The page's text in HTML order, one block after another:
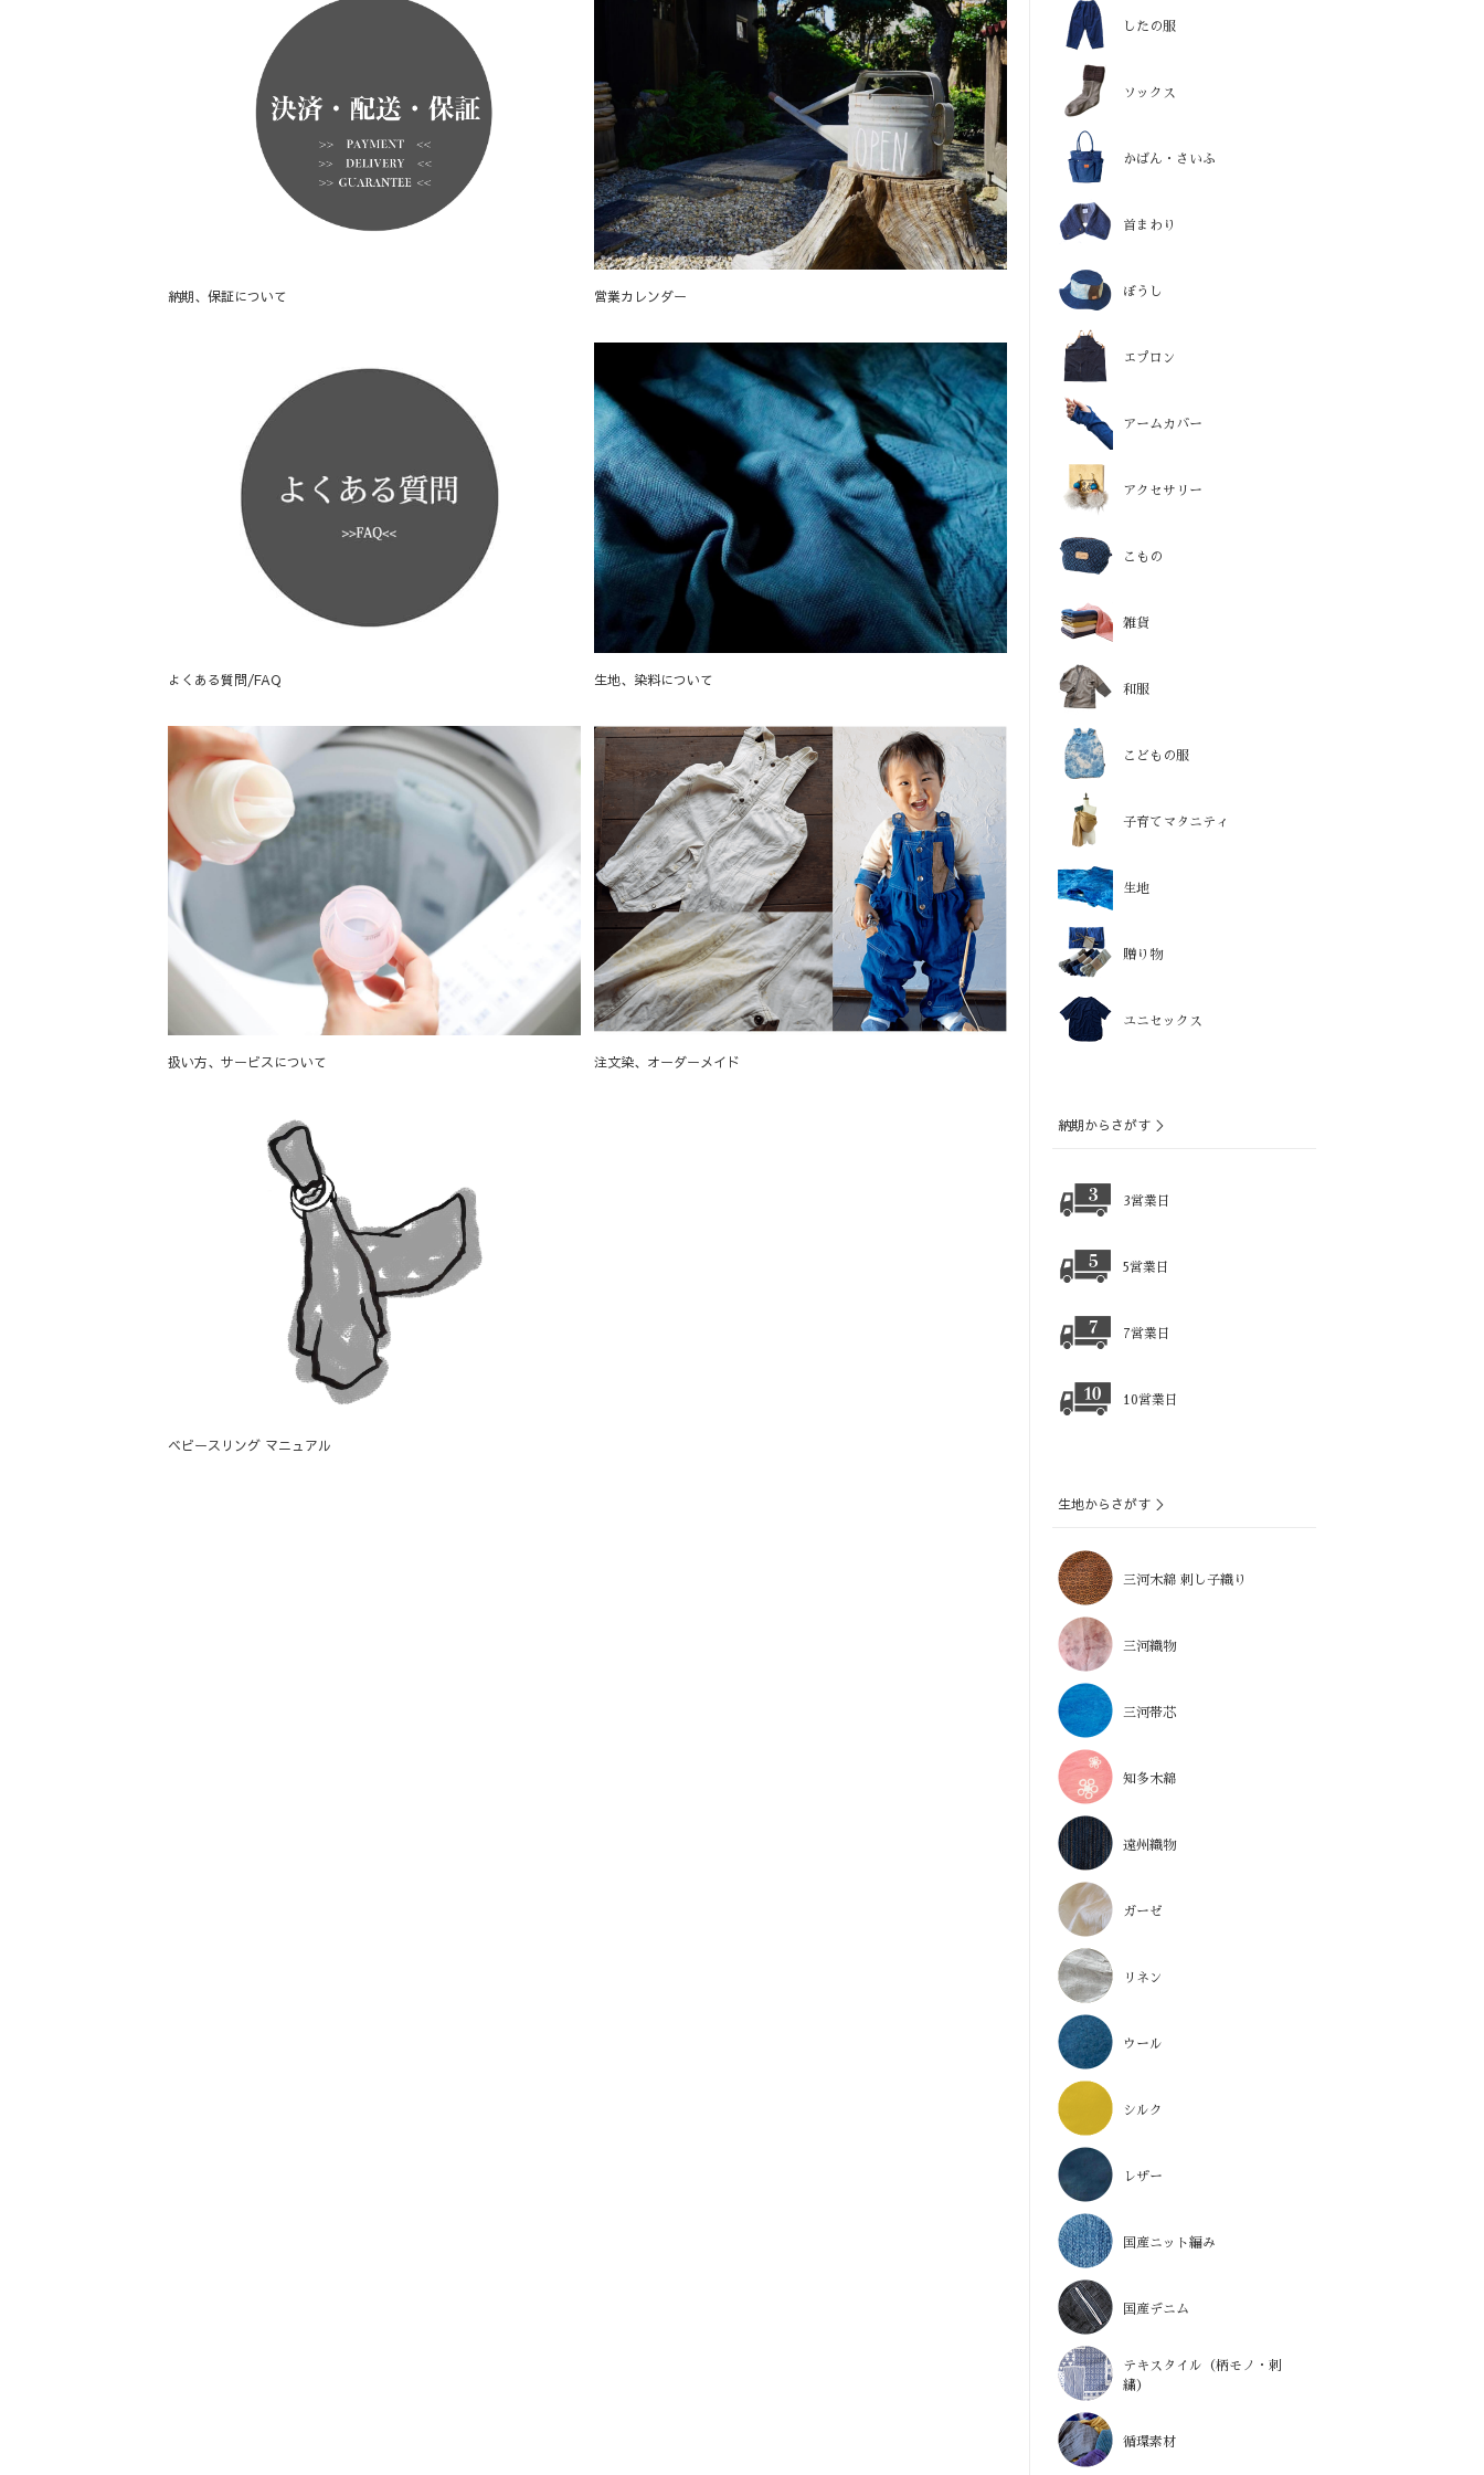
納期、保証について 営業カレンダー
よくある質問/FAQ 生地、染料について
扱い方、サービスについて 注文染、オーダーメイド
ベビースリング マニュアル
したの服
ソックス
かばん・さいふ
首まわり
ぼうし
エプロン
アームカバー
アクセサリー
こもの
雑貨
和服
こどもの服
子育てマタニティ
生地
贈り物
ユニセックス
納期からさがす ＞
3営業日
5営業日
7営業日
10営業日
生地からさがす ＞
三河木綿 刺し子織り
三河織物
三河帯芯
知多木綿
遠州織物
ガーゼ
リネン
ウール
シルク
レザー
国産ニット編み
国産デニム
テキスタイル（柄モノ・刺
繍）
循環素材